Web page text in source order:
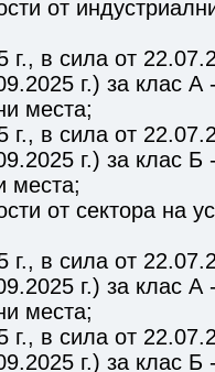
от
в сила от
г.) за клас
места;
в сила от
г.) за клас
места;
от сектора на
в сила от
г.) за клас
места;
в сила от
г.) за клас